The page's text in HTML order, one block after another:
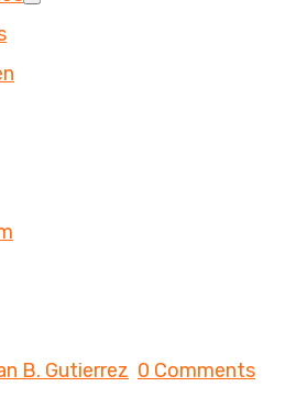
B. Gutierrez 0 Comments